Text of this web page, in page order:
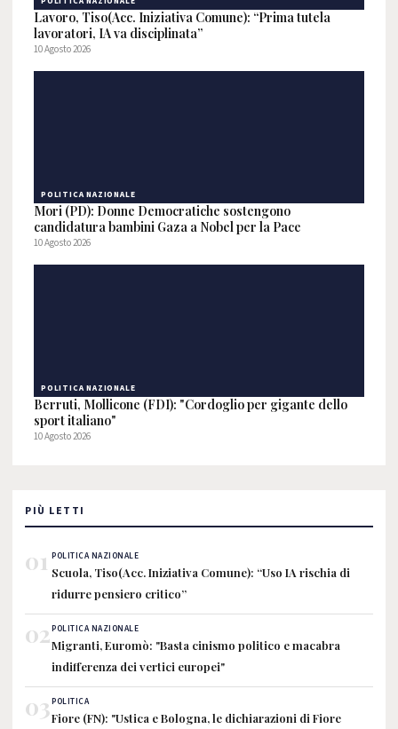
Lavoro, Tiso(Acc. Iniziativa Comune): “Prima tutela
lavoratori, IA va disciplinata”
10 Agosto 2026
POLITICA NAZIONALE
Mori (PD): Donne Democratiche sostengono
candidatura bambini Gaza a Nobel per la Pace
10 Agosto 2026
POLITICA NAZIONALE
Berruti, Mollicone (FDI): "Cordoglio per gigante dello
sport italiano"
10 Agosto 2026
PIÙ LETTI
01 POLITICA NAZIONALE
Scuola, Tiso(Acc. Iniziativa Comune): “Uso IA rischia di
ridurre pensiero critico”
02POLITICA NAZIONALE
Migranti, Euromò: "Basta cinismo politico e macabra
indifferenza dei vertici europei"
03POLITICA
Fiore (FN): "Ustica e Bologna, le dichiarazioni di Fiore